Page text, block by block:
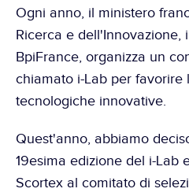
Ogni anno, il ministero
Ricerca e dell'Innovazione,
BpiFrance, organizza un
chiamato i-Lab per favorire
tecnologiche innovative.
Quest'anno, abbiamo
19esima edizione del i-Lab
Scortex al comitato di